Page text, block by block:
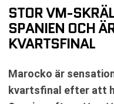
STOR VM-
SPANIEN OCH
KVARTSFINAL
Marocko är
kvartsfinal efter att